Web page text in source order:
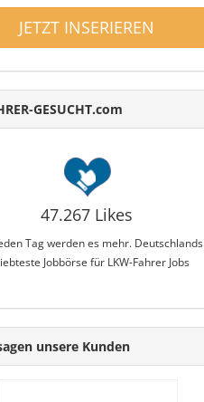
JETZT INSERIEREN
GESUCHT.com
47.267 Likes
Tag werden es mehr. Deutschlands
Jobbörse für LKW-Fahrer Jobs
unsere Kunden